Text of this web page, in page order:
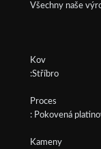
Všechny naše
Kov
:Stříbro
Proces
: Pokovená
Kameny